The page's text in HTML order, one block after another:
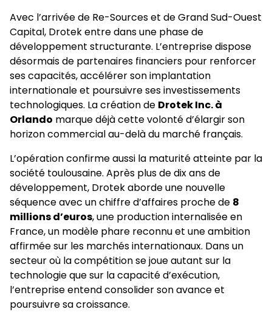
Avec l’arrivée de Re-Sources et de Grand Sud-Ouest
Capital, Drotek entre dans une phase de
développement structurante. L’entreprise dispose
désormais de partenaires financiers pour renforcer
ses capacités, accélérer son implantation
internationale et poursuivre ses investissements
technologiques. La création de Drotek Inc. à
Orlando marque déjà cette volonté d’élargir son
horizon commercial au-delà du marché français.
L’opération confirme aussi la maturité atteinte par la
société toulousaine. Après plus de dix ans de
développement, Drotek aborde une nouvelle
séquence avec un chiffre d’affaires proche de 8
millions d’euros, une production internalisée en
France, un modèle phare reconnu et une ambition
affirmée sur les marchés internationaux. Dans un
secteur où la compétition se joue autant sur la
technologie que sur la capacité d’exécution,
l’entreprise entend consolider son avance et
poursuivre sa croissance.